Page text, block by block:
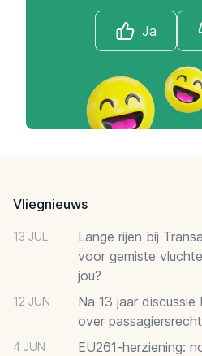
Ja
Vliegnieuws
13 JUL
Lange rijen bij
voor gemiste
jou?
12 JUN
Na 13 jaar
over
4 JUN
EU261-herziening: